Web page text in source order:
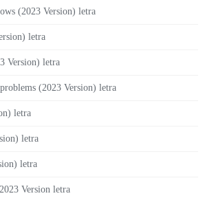
(2023 Version) letra
letra
Version) letra
(2023 Version) letra
letra
letra
letra
Version letra